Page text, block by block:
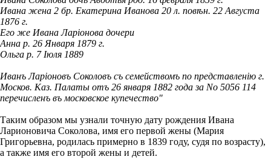
Ивана жена 2 бр. Екатерина Иванова 20 л. повѣн. 22 Августа
1876 г.
Его же Ивана Ларіонова дочери
Анна р. 26 Января 1879 г.
Ольга р. 7 Іюля 1889
Иванъ Ларіоновъ Соколовъ съ семействомъ по представленiю г.
Москов. Каз. Палаты отъ 26 января 1882 года за No 5056 114
перечисленъ въ московское купечество"
Таким образом мы узнали точную дату рождения Ивана
Ларионовича Соколова, имя его первой жены (Мария
Григорьевна, родилась примерно в 1839 году, судя по возрасту),
а также имя его второй жены и детей.